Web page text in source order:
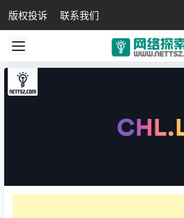
版权投诉 联系我们